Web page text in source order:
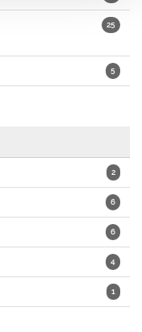
25
5
2
6
6
4
1